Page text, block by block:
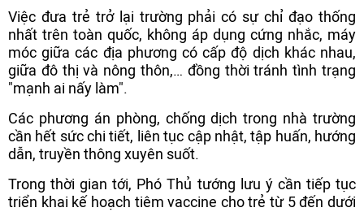
Việc đưa trẻ trở lại trường phải có sự chỉ đạo thống
nhất trên toàn quốc, không áp dụng cứng nhắc, máy
móc giữa các địa phương có cấp độ dịch khác nhau,
giữa đô thị và nông thôn,… đồng thời tránh tình trạng
"mạnh ai nấy làm".
Các phương án phòng, chống dịch trong nhà trường
cần hết sức chi tiết, liên tục cập nhật, tập huấn, hướng
dẫn, truyền thông xuyên suốt.
Trong thời gian tới, Phó Thủ tướng lưu ý cần tiếp tục
triển khai kế hoạch tiêm vaccine cho trẻ từ 5 đến dưới